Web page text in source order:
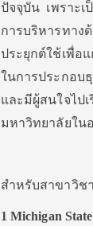
ปัจจุบัน เพราะ
การบริหารทาง
ประยุกต์ใช้เพื่อ
ในการประกอบ
และมีผู้สนใจไปเ
มหาวิทยาลัยใน
สำหรับสาขาวิช
1 Michigan